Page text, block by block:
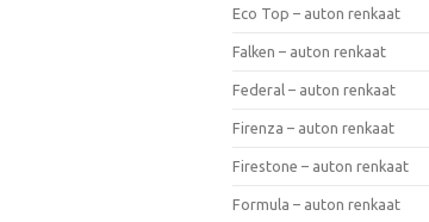
Eco Top – auton renkaat
Falken – auton renkaat
Federal – auton renkaat
Firenza – auton renkaat
Firestone – auton renkaat
Formula – auton renkaat